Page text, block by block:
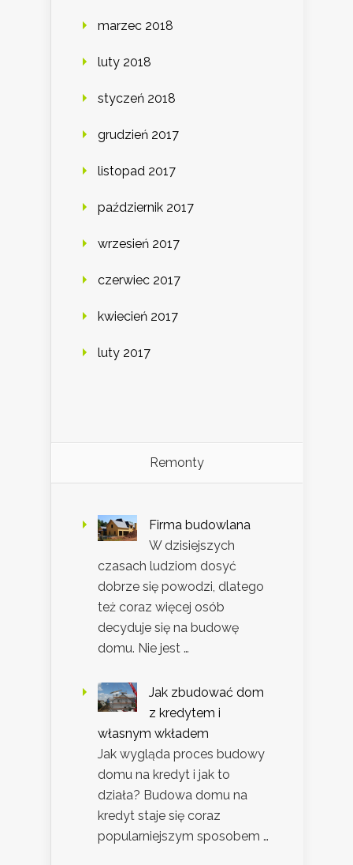
marzec 2018
luty 2018
styczeń 2018
grudzień 2017
listopad 2017
październik 2017
wrzesień 2017
czerwiec 2017
kwiecień 2017
luty 2017
Remonty
Firma budowlana
W dzisiejszych
czasach ludziom dosyć
dobrze się powodzi, dlatego
też coraz więcej osób
decyduje się na budowę
domu. Nie jest …
Jak zbudować dom
z kredytem i
własnym wkładem
Jak wygląda proces budowy
domu na kredyt i jak to
działa? Budowa domu na
kredyt staje się coraz
popularniejszym sposobem …